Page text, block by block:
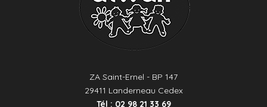
ZA Saint-Ernel - BP 147
29411 Landerneau Cedex
Tél : 02 98 21 33 69